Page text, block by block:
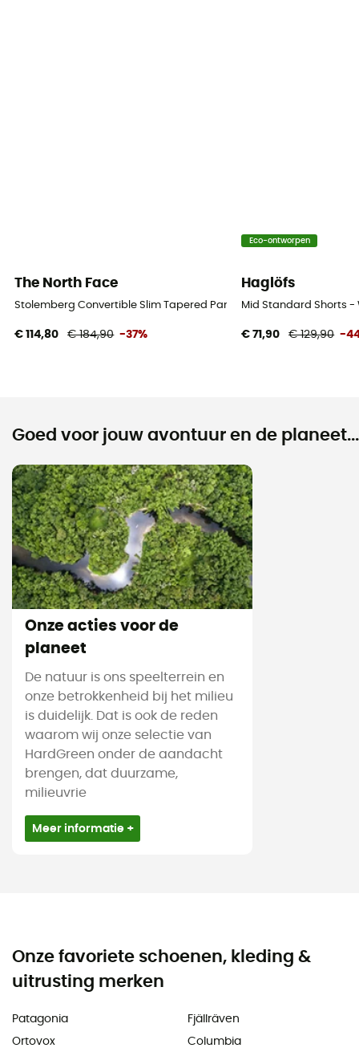
The North Face
Stolemberg Convertible Slim Tapered Pant - Wandelshort - Heren
€ 114,80 € 184,90 -37%
Eco-ontworpen
Haglöfs
Mid Standard Shorts
€ 71,90 € 129,90 -
Goed voor jouw avontuur en de planeet...
Onze acties voor de
planeet
De natuur is ons speelterrein en
onze betrokkenheid bij het milieu
is duidelijk. Dat is ook de reden
waarom wij onze selectie van
HardGreen onder de aandacht
brengen, dat duurzame,
milieuvrie
Meer informatie +
Onze favoriete schoenen, kleding &
uitrusting merken
Patagonia
Ortovox
Fjällräven
Columbia